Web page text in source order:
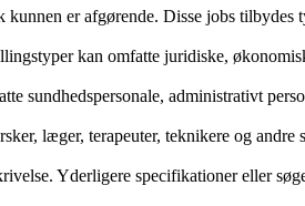
er afgørende. Disse jobs tilbydes
kan omfatte juridiske,
sundhedspersonale, administrativt
læger, terapeuter, teknikere og andre
Yderligere specifikationer eller